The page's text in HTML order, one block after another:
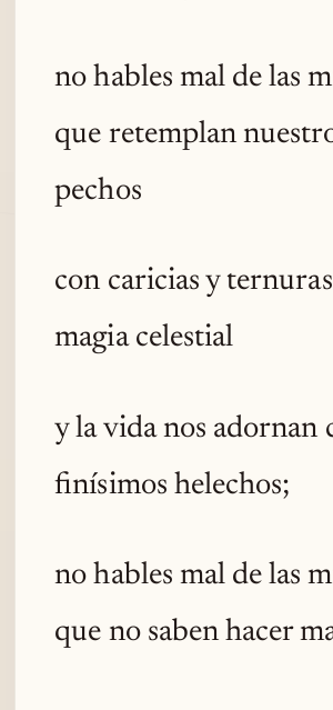
no hables mal de las
que retemplan
pechos
con caricias y
magia celestial
y la vida nos adornan
finísimos helechos;
no hables mal de las
que no saben hacer